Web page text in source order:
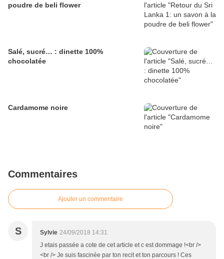
poudre de beli flower
Salé, sucré… : dinette 100%
chocolatée
Cardamome noire
Commentaires
Ajouter un commentaire
S Sylvie 24/09/2018 14:31
J etais passée a cote de cet article et c est dommage !<br />
<br /> Je suis fascinée par ton recit et ton parcours ! Ces